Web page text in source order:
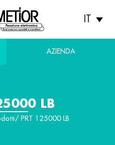
AZIENDA
LB
/ PRT 125000 LB